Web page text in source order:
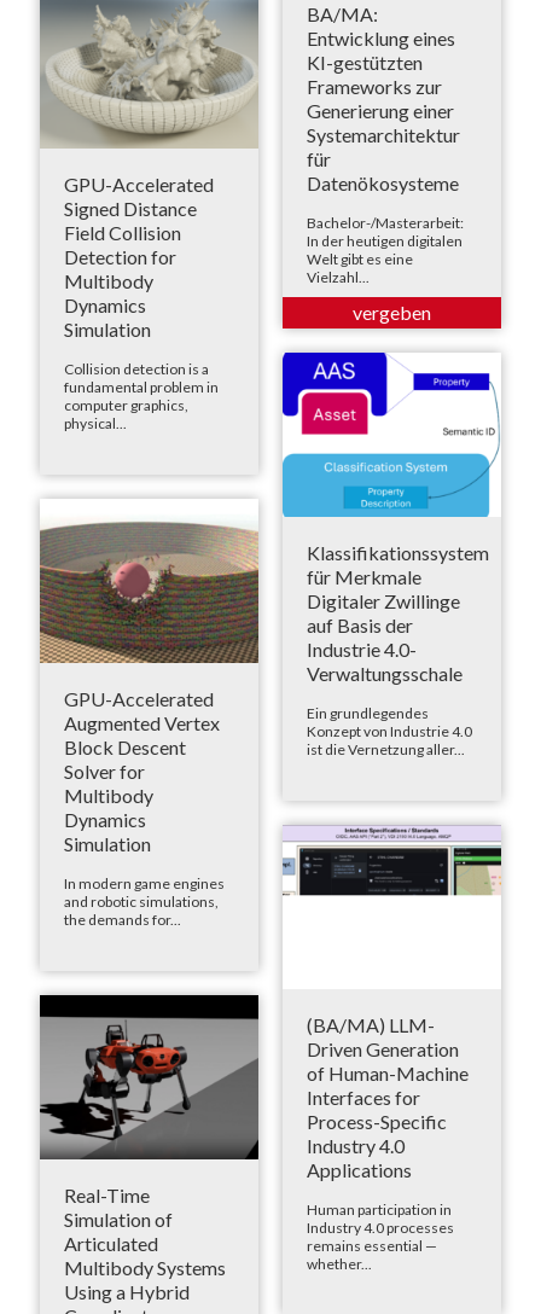
BA/MA:
Entwicklung eines
KI-gestützten
Frameworks zur
Generierung einer
Systemarchitektur
für
Datenökosysteme
Bachelor-/Masterarbeit:
In der heutigen digitalen
Welt gibt es eine
Vielzahl...
GPU-Accelerated
Signed Distance
Field Collision
Detection for
Multibody
Dynamics
Simulation
Collision detection is a
fundamental problem in
computer graphics,
physical...
Klassifikationssystem
für Merkmale
Digitaler Zwillinge
auf Basis der
Industrie 4.0-
Verwaltungsschale
Ein grundlegendes
Konzept von Industrie 4.0
ist die Vernetzung aller...
GPU-Accelerated
Augmented Vertex
Block Descent
Solver for
Multibody
Dynamics
Simulation
In modern game engines
and robotic simulations,
the demands for...
(BA/MA) LLM-
Driven Generation
of Human-Machine
Interfaces for
Process-Specific
Industry 4.0
Applications
Human participation in
Industry 4.0 processes
remains essential —
whether...
Real-Time
Simulation of
Articulated
Multibody Systems
Using a Hybrid